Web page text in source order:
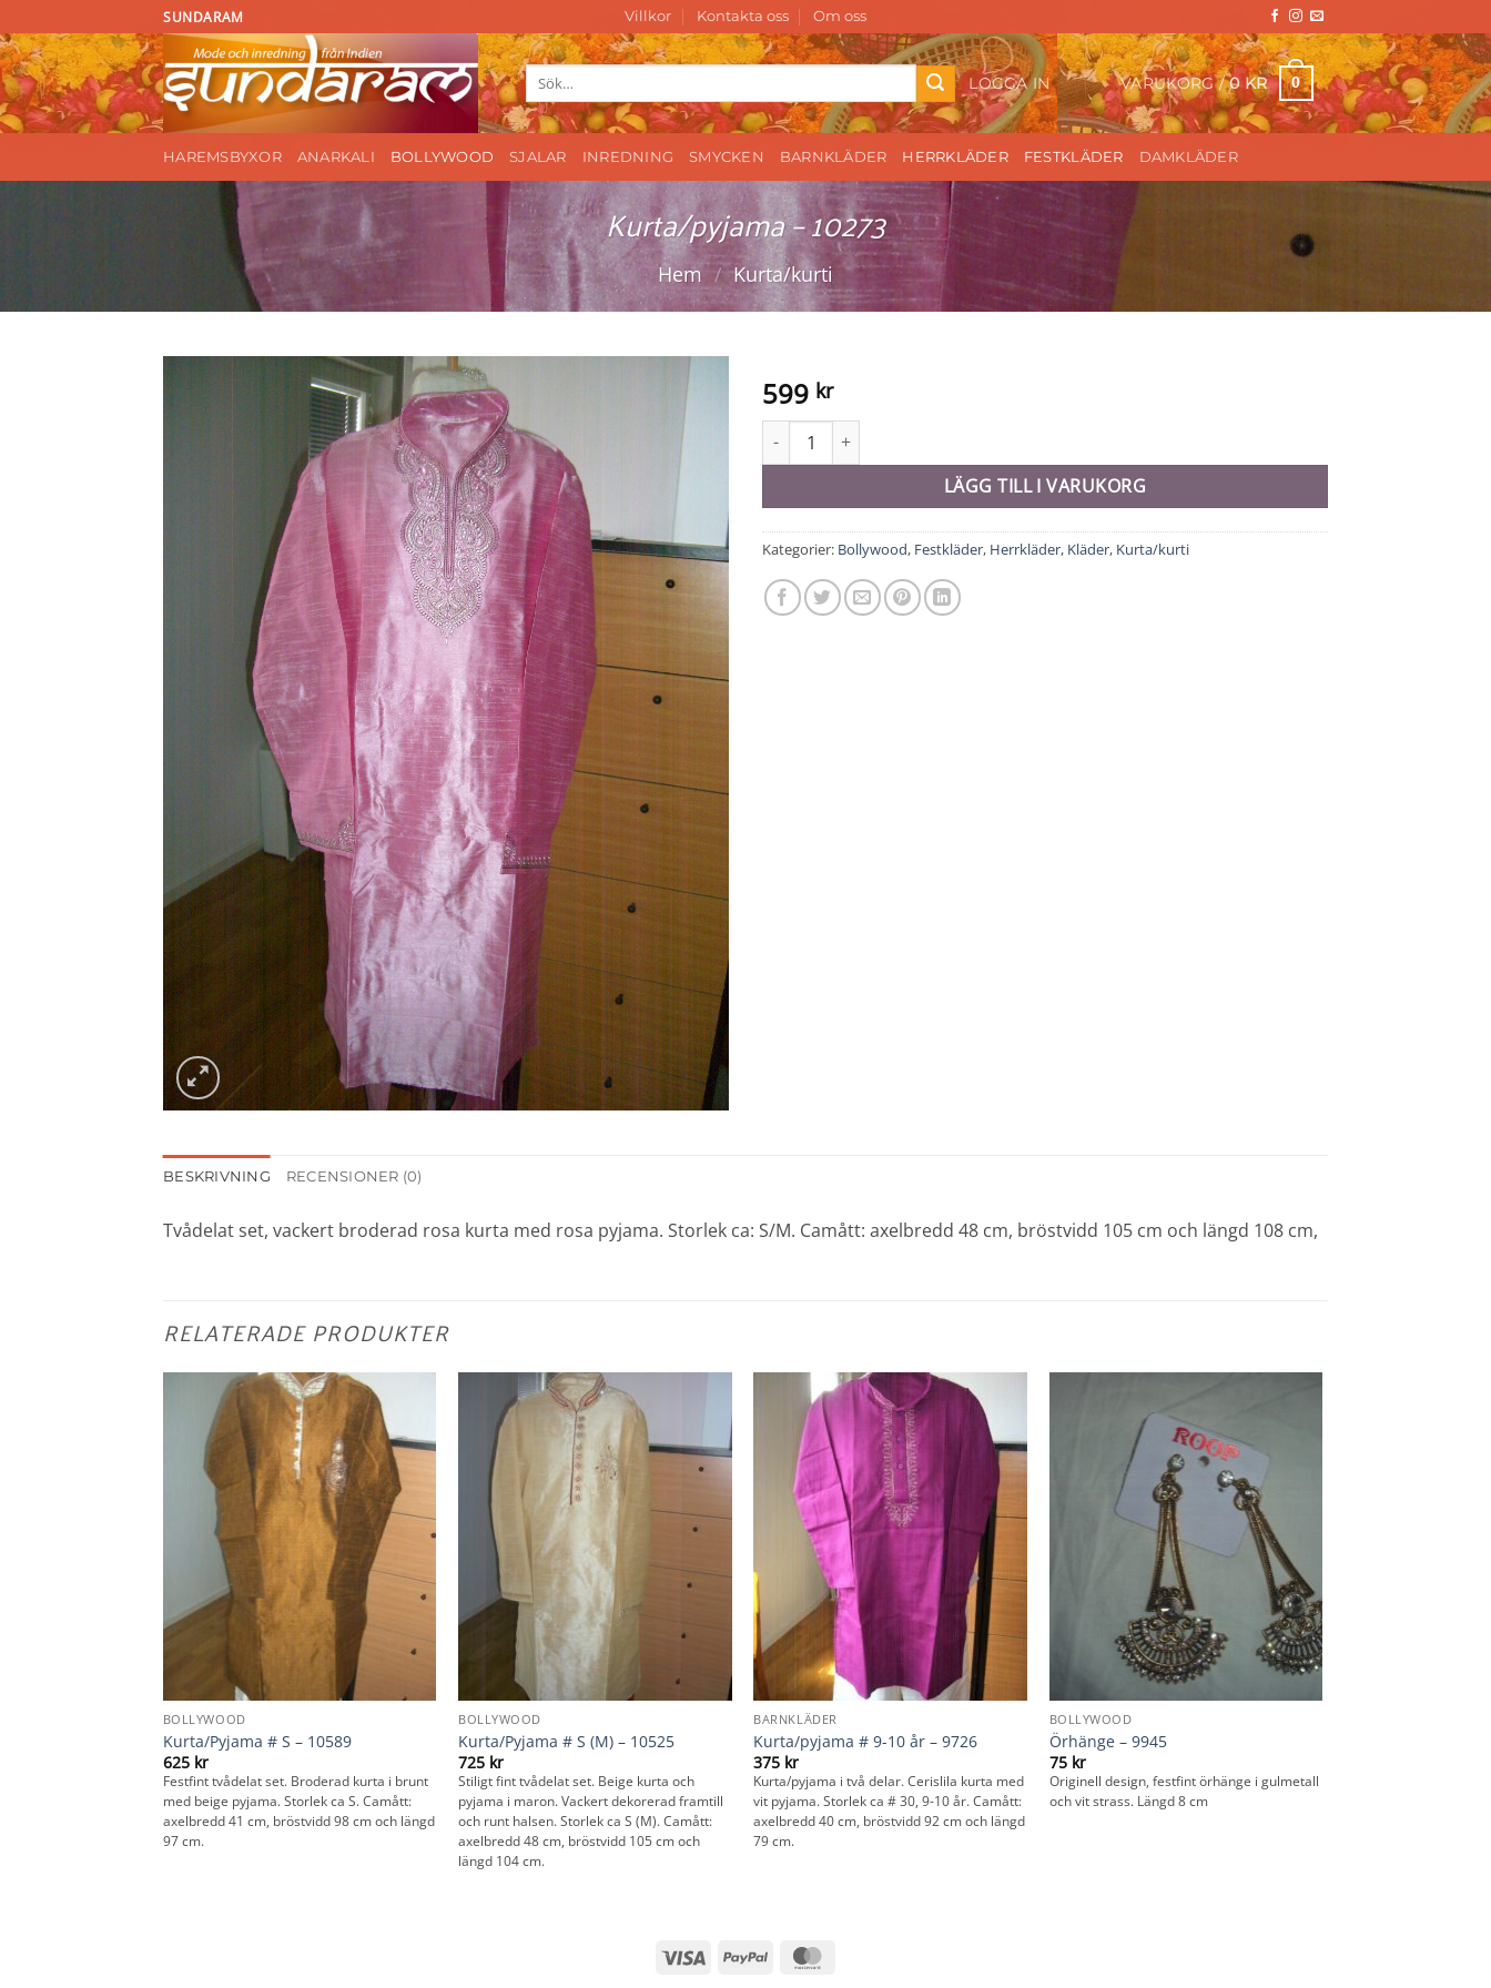
to
content
SUNDARAM Villkor Kontakta oss Om oss
Sök
LOGGA IN VARUKORG /0 KR 0
HAREMSBYXOR ANARKALI BOLLYWOOD SJALAR INREDNING SMYCKEN BARNKLÄDER HERRKLÄDER FESTKLÄDER DAMKLÄDER
Kurta/pyjama – 10273
Hem / Kurta/kurti
599 kr
Kurta/pyjama - 10273 mängd
LÄGG TILL I VARUKORG
Kategorier: Bollywood, Festkläder, Herrkläder, Kläder, Kurta/kurti
BESKRIVNING RECENSIONER (0)
Tvådelat set, vackert broderad rosa kurta med rosa pyjama. Storlek ca: S/M. Camått: axelbredd 48 cm, bröstvidd 105 cm och längd 108 cm,
RELATERADE PRODUKTER
BOLLYWOOD
Kurta/Pyjama # S – 10589
625 kr
Festfint tvådelat set. Broderad kurta i brunt
med beige pyjama. Storlek ca S. Camått:
axelbredd 41 cm, bröstvidd 98 cm och längd
97 cm.
BOLLYWOOD
Kurta/Pyjama # S (M) – 10525
725 kr
Stiligt fint tvådelat set. Beige kurta och
pyjama i maron. Vackert dekorerad framtill
och runt halsen. Storlek ca S (M). Camått:
axelbredd 48 cm, bröstvidd 105 cm och
längd 104 cm.
BARNKLÄDER
Kurta/pyjama # 9-10 år – 9726
375 kr
Kurta/pyjama i två delar. Cerislila kurta med
vit pyjama. Storlek ca # 30, 9-10 år. Camått:
axelbredd 40 cm, bröstvidd 92 cm och längd
79 cm.
BOLLYWOOD
Örhänge – 9945
75 kr
Originell design, festfint örhänge i gulmetall
och vit strass. Längd 8 cm
Visa PayPal